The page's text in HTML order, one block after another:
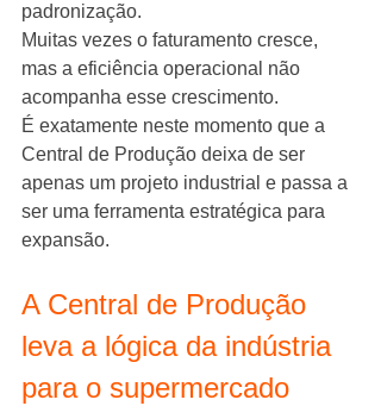
padronização.
Muitas vezes o faturamento cresce,
mas a eficiência operacional não
acompanha esse crescimento.
É exatamente neste momento que a
Central de Produção deixa de ser
apenas um projeto industrial e passa a
ser uma ferramenta estratégica para
expansão.
A Central de Produção
leva a lógica da indústria
para o supermercado